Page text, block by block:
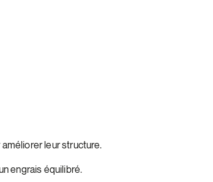
leur structure.
engrais équilibré.